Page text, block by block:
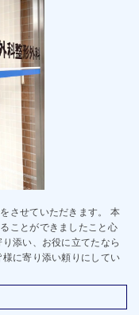
させていただきます。 本
ことができましたこと心
添い、お役に立てたなら
に寄り添い頼りにしてい